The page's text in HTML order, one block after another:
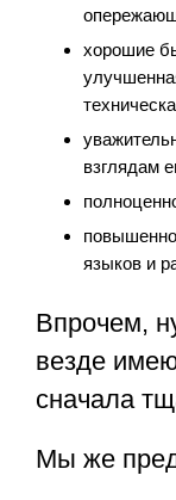
хорошие
взглядам
языков и
Впрочем,
везде
сначала
Мы же